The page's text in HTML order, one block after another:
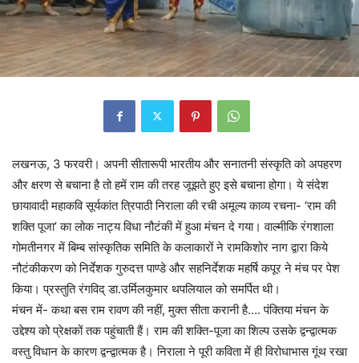
लखनऊ, 3 फरवरी। अपनी सीतारूपी भारतीय और सनातनी संस्कृति को अपहरण
और क्षरण से बचाना है तो हमें राम की तरह जूझते हुए इसे बचाना होगा। ये संदेश
छायावादी महाकवि सूर्यकांत त्रिपाठी निराला की रची अमूल्य काव्य रचना- ‘राम की
शक्ति पूजा’ का लोक नाट्य विधा नौटंकी में हुआ मंचन दे गया। वाल्मीकि रंगशाला
गोमतीनगर में बिम्ब सांस्कृतिक समिति के कलाकारों ने रामकिशोर नाग द्वारा किये
नौटंकीकरण को निर्देशक गुरुदत्त पाण्डे और सहनिर्देशक महर्षि कपूर ने मंच पर पेश
किया। प्रस्तुति रंगविद् डा.उर्मिलकुमार थपलियाल को समर्पित थी।
मंचन में- कथा बस राम रावण की नहीं, मुक्त सीता करानी है…. पंक्तिया मंचन के
उद्देश्य को प्रेक्षकों तक पहुंचाती हैं। राम की शक्ति-पूजा का शिल्प उसके द्वन्द्वात्मक
वस्तु विधान के कारण द्वन्द्वात्मक है। निराला ने पूरी कविता में ही विरोधाभास गूंथ रखा